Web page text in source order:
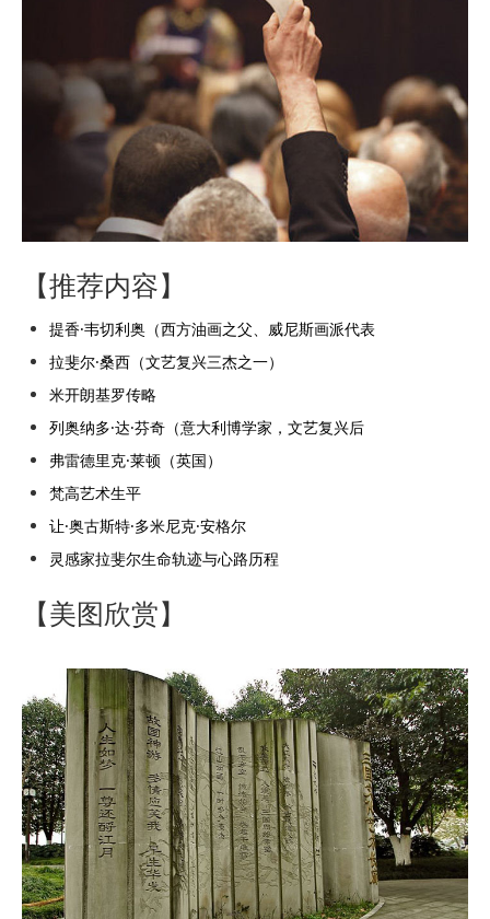
【推荐内容】
提香·韦切利奥（西方油画之父、威尼斯画派代表
拉斐尔·桑西（文艺复兴三杰之一）
米开朗基罗传略
列奥纳多·达·芬奇（意大利博学家，文艺复兴后
弗雷德里克·莱顿（英国）
梵高艺术生平
让·奥古斯特·多米尼克·安格尔
灵感家拉斐尔生命轨迹与心路历程
【美图欣赏】